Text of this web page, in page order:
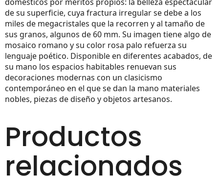
de su superficie, cuya fractura irregular se debe a los
miles de megacristales que la recorren y al tamaño de
sus granos, algunos de 60 mm. Su imagen tiene algo de
mosaico romano y su color rosa palo refuerza su
lenguaje poético. Disponible en diferentes acabados, de
su mano los espacios habitables renuevan sus
decoraciones modernas con un clasicismo
contemporáneo en el que se dan la mano materiales
nobles, piezas de diseño y objetos artesanos.
Productos
relacionados